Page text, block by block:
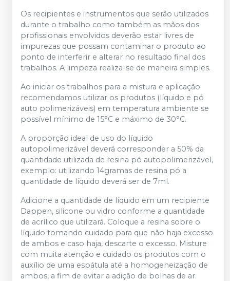
Os recipientes e instrumentos que serão utilizados
durante o trabalho como também as mãos dos
profissionais envolvidos deverão estar livres de
impurezas que possam contaminar o produto ao
ponto de interferir e alterar no resultado final dos
trabalhos. A limpeza realiza-se de maneira simples.
Ao iniciar os trabalhos para a mistura e aplicação
recomendamos utilizar os produtos (líquido e pó
auto polimerizáveis) em temperatura ambiente se
possível mínimo de 15°C e máximo de 30°C.
A proporção ideal de uso do líquido
autopolimerizável deverá corresponder a 50% da
quantidade utilizada de resina pó autopolimerizável,
exemplo: utilizando 14gramas de resina pó a
quantidade de líquido deverá ser de 7ml.
Adicione a quantidade de líquido em um recipiente
Dappen, silicone ou vidro conforme a quantidade
de acrílico que utilizará. Coloque a resina sobre o
líquido tomando cuidado para que não haja excesso
de ambos e caso haja, descarte o excesso. Misture
com muita atenção e cuidado os produtos com o
auxílio de uma espátula até a homogeneização de
ambos, a fim de evitar a adição de bolhas de ar.